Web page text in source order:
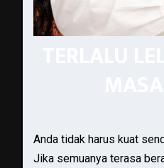
Anda tidak harus kuat
Jika semuanya terasa